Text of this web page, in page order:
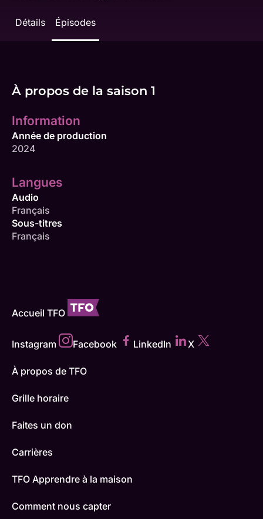
Détails Épisodes
À propos de la saison 1
Information
Année de production
2024
Langues
Audio
Français
Sous-titres
Français
Accueil TFO
Instagram Facebook LinkedIn X
À propos de TFO
Grille horaire
Faites un don
Carrières
TFO Apprendre à la maison
Comment nous capter